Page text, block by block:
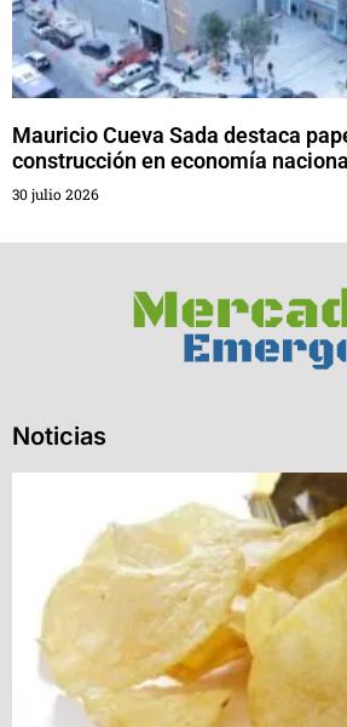
Mauricio Cueva Sada destaca
construcción en economía nacional
30 julio 2026
Noticias